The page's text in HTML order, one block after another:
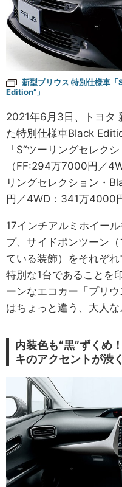
新型プリウス 特別仕様車
Edition”」
2021年6月3日、トヨタ
た特別仕様車Black
「S“ツーリングセレク
（FF:294万7000円／
リングセレクション・
円／4WD：341万4000
17インチアルミホイー
プ、サイドポンツーン
ている装飾）をそれぞれ
特別な1台であることを
ーンなエコカー「プリ
はちょっと違う、大人な
内装色も“黒”ずくめ
キのアクセントが渋